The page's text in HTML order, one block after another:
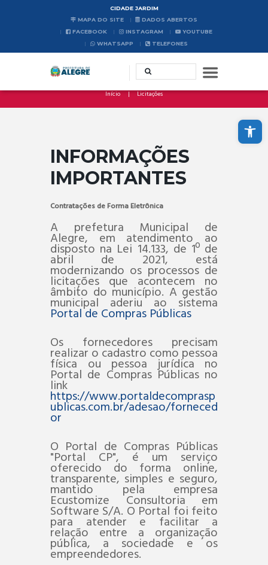
Abrir a barra de ferramentas
CIDADE JARDIM
MAPA DO SITE
DADOS ABERTOS
FACEBOOK
INSTAGRAM
YOUTUBE
WHATSAPP
TELEFONES
Início Licitações
INFORMAÇÕES
IMPORTANTES
Contratações de Forma Eletrônica
A prefetura Municipal de
Alegre, em atendimento ao
disposto na Lei 14.133, de 1º de
abril de 2021, está
modernizando os processos de
licitações que acontecem no
âmbito do município. A gestão
municipal aderiu ao sistema
Portal de Compras Públicas
Os fornecedores precisam
realizar o cadastro como pessoa
física ou pessoa jurídica no
Portal de Compras Públicas no
link
https://www.portaldecomprasp
ublicas.com.br/adesao/forneced
or
O Portal de Compras Públicas
"Portal CP", é um serviço
oferecido do forma online,
transparente, simples e seguro,
mantido pela empresa
Ecustomize Consultoria em
Software S/A. O Portal foi feito
para atender e facilitar a
relação entre a organização
pública, a sociedade e os
empreendedores.